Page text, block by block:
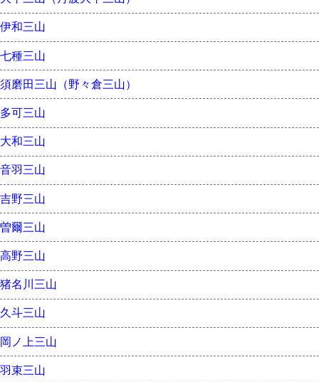
伊和三山
七種三山
須磨田三山（野々倉三山）
多可三山
大和三山
音羽三山
吉野三山
曽爾三山
高野三山
猪名川三山
久斗三山
岡ノ上三山
羽束三山